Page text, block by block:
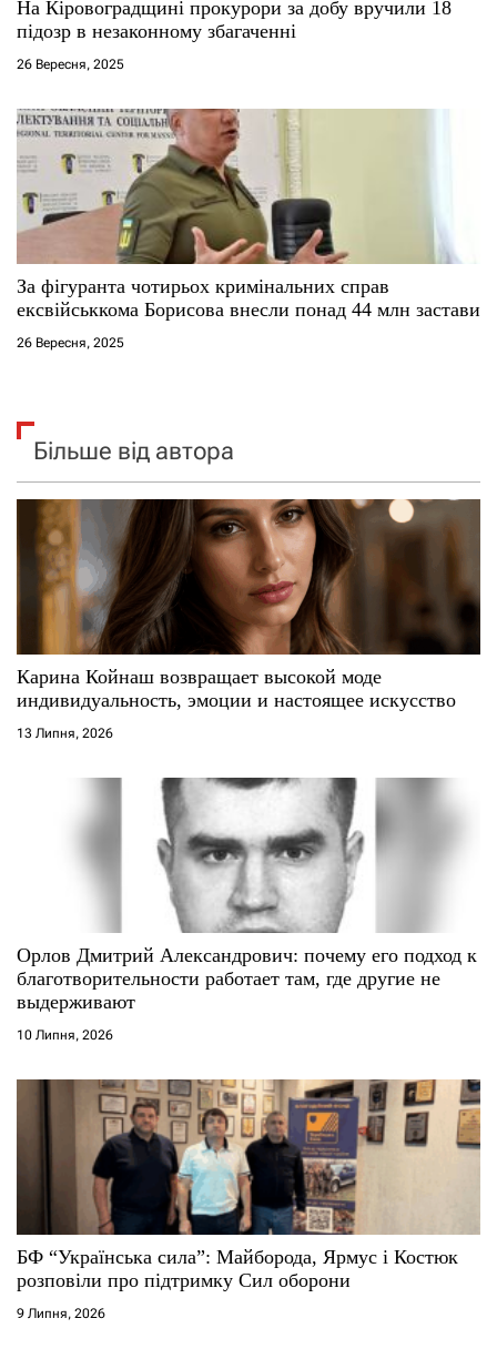
На Кіровоградщині прокурори за добу вручили 18
підозр в незаконному збагаченні
26 Вересня, 2025
За фігуранта чотирьох кримінальних справ
ексвійськкома Борисова внесли понад 44 млн застави
26 Вересня, 2025
Більше від автора
Карина Койнаш возвращает высокой моде
индивидуальность, эмоции и настоящее искусство
13 Липня, 2026
Орлов Дмитрий Александрович: почему его подход к
благотворительности работает там, где другие не
выдерживают
10 Липня, 2026
БФ “Українська сила”: Майборода, Ярмус і Костюк
розповіли про підтримку Сил оборони
9 Липня, 2026